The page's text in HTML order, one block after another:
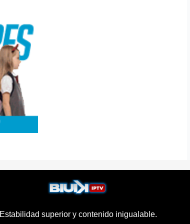
Estabilidad superior y contenido inigualable.